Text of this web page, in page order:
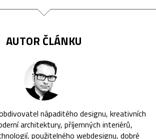
AUTOR ČLÁNKU
nápaditého designu, kreativních
architektury, příjemných interiérů,
použitelného webdesignu, dobré